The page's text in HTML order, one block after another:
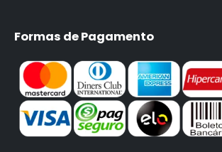
Formas de Pagamento